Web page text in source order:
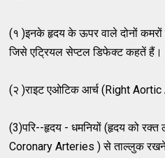
(१ )इनके हृदय के ऊपर वाले दोनों
जिसे एट्रियल सेप्टल डिफेक्ट कहतें हैं।
(२ )राइट एओटिक आर्च (Right Aortic
(3)परि--हृदय - धमनियों (हृदय को रक्त
Coronary Arteries ) से ताल्लुक रखने